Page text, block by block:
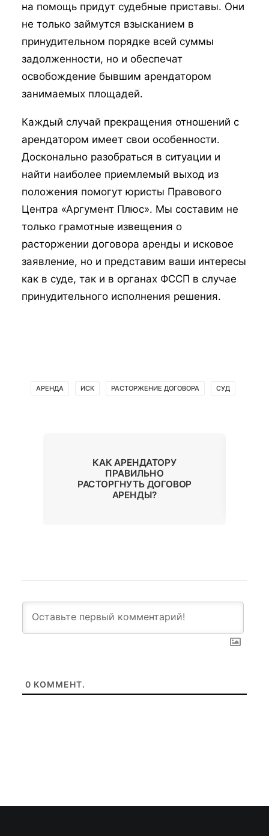
на помощь придут судебные приставы. Они
не только займутся взысканием в
принудительном порядке всей суммы
задолженности, но и обеспечат
освобождение бывшим арендатором
занимаемых площадей.
Каждый случай прекращения отношений с
арендатором имеет свои особенности.
Досконально разобраться в ситуации и
найти наиболее приемлемый выход из
положения помогут юристы Правового
Центра «Аргумент Плюс». Мы составим не
только грамотные извещения о
расторжении договора аренды и исковое
заявление, но и представим ваши интересы
как в суде, так и в органах ФССП в случае
принудительного исполнения решения.
АРЕНДА ИСК РАСТОРЖЕНИЕ ДОГОВОРА СУД
КАК АРЕНДАТОРУ
ПРАВИЛЬНО
РАСТОРГНУТЬ ДОГОВОР
АРЕНДЫ?
0 КОММЕНТ.